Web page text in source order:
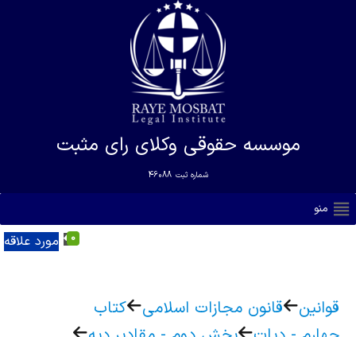
موسسه حقوقی وکلای رای مثبت
شماره ثبت 46088
منو
مورد علاقه 0
قوانین قانون مجازات اسلامی
کتاب